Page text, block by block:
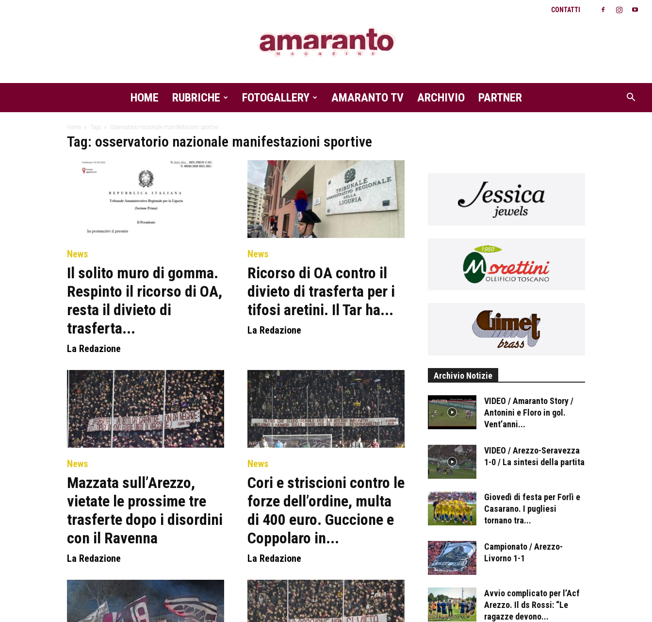
CONTATTI
Amaranto
Magazine
HOME RUBRICHE FOTOGALLERY AMARANTO TV ARCHIVIO PARTNER
Home Tags Osservatorio nazionale manifestazioni sportive
Tag: osservatorio nazionale manifestazioni sportive
News
Il solito muro di gomma.
Respinto il ricorso di OA,
resta il divieto di
trasferta...
La Redazione
News
Ricorso di OA contro il
divieto di trasferta per i
tifosi aretini. Il Tar ha...
La Redazione
News
Mazzata sull’Arezzo,
vietate le prossime tre
trasferte dopo i disordini
con il Ravenna
La Redazione
News
Cori e striscioni contro le
forze dell’ordine, multa
di 400 euro. Guccione e
Coppolaro in...
La Redazione
Archivio Notizie
VIDEO / Amaranto Story /
Antonini e Floro in gol.
Vent’anni...
VIDEO / Arezzo-Seravezza
1-0 / La sintesi della partita
Giovedì di festa per Forlì e
Casarano. I pugliesi
tornano tra...
Campionato / Arezzo-
Livorno 1-1
Avvio complicato per l’Acf
Arezzo. Il ds Rossi: “Le
ragazze devono...